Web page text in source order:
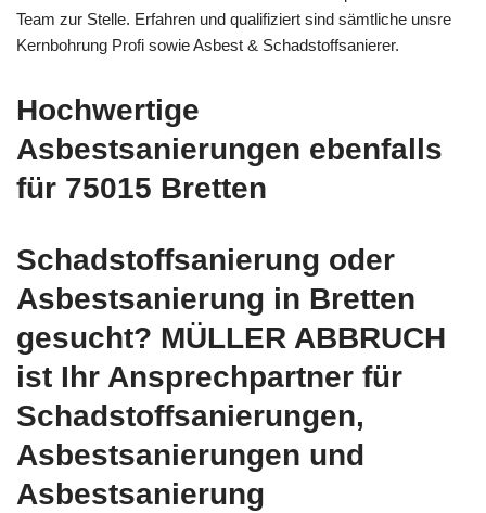
Team zur Stelle. Erfahren und qualifiziert sind sämtliche unsre
Kernbohrung Profi sowie Asbest & Schadstoffsanierer.
Hochwertige
Asbestsanierungen ebenfalls
für 75015 Bretten
Schadstoffsanierung oder
Asbestsanierung in Bretten
gesucht? MÜLLER ABBRUCH
ist Ihr Ansprechpartner für
Schadstoffsanierungen,
Asbestsanierungen und
Asbestsanierung